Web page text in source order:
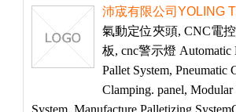
沛宬有限公司YOLING
氣動定位夾頭, CNC電
板, cnc警示燈 Automatic
Pallet System, Pneumatic
Clamping. panel,
System, Manufacture Palletizing